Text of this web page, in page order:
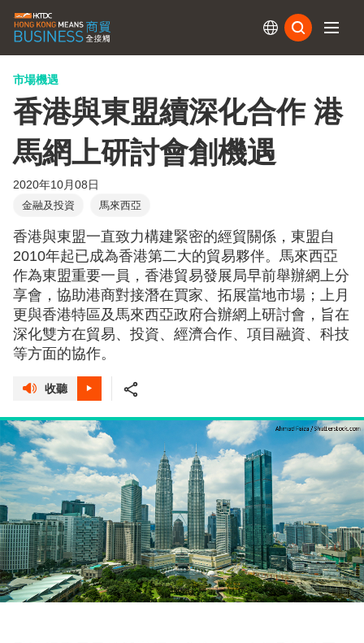
市場機遇
香港與東盟續深化合作 港
馬網上研討會創機遇
2020年10月08日
金融及投資 馬來西亞
香港與東盟一直致力構建緊密的經貿關係，東盟自
2010年起已成為香港第二大的貿易夥伴。馬來西亞
作為東盟重要一員，香港貿易發展局早前舉辦網上分
享會，協助港商對接潛在買家、拓展當地市場；上月
更與香港特區及馬來西亞政府合辦網上研討會，旨在
深化雙方在貿易、投資、經濟合作、項目融資、科技
等方面的協作。
收聽